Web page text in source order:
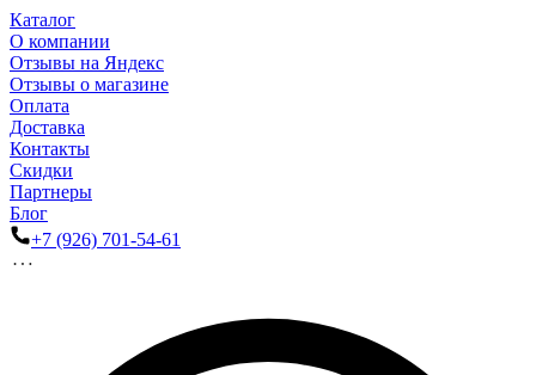
Каталог
О компании
Отзывы на Яндекс
Отзывы о магазине
Оплата
Доставка
Контакты
Скидки
Партнеры
Блог
+7 (926) 701-54-61